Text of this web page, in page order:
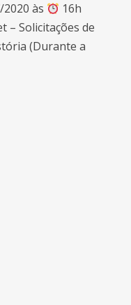
às
16h
– Solicitações de
(Durante a